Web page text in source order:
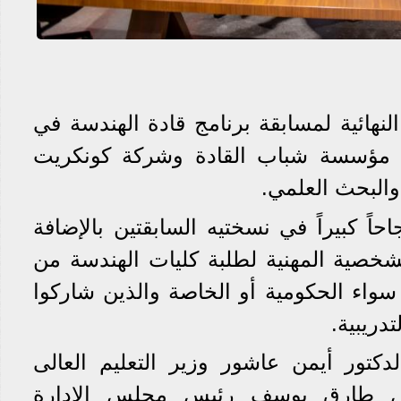
لمسابقة برنامج قادة الهندسة في
مؤسسة شباب القادة وشركة كونكريت
العلمي.
كبيراً في نسختيه السابقتين بالإضافة
المهنية لطلبة كليات الهندسة من
الحكومية أو الخاصة والذين شاركوا
أيمن عاشور وزير التعليم العالى
طارق يوسف رئيس مجلس الإدارة